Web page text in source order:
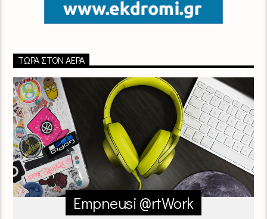
ΤΏΡΑ ΣΤΟΝ ΑΈΡΑ
Empneusi @rtWork